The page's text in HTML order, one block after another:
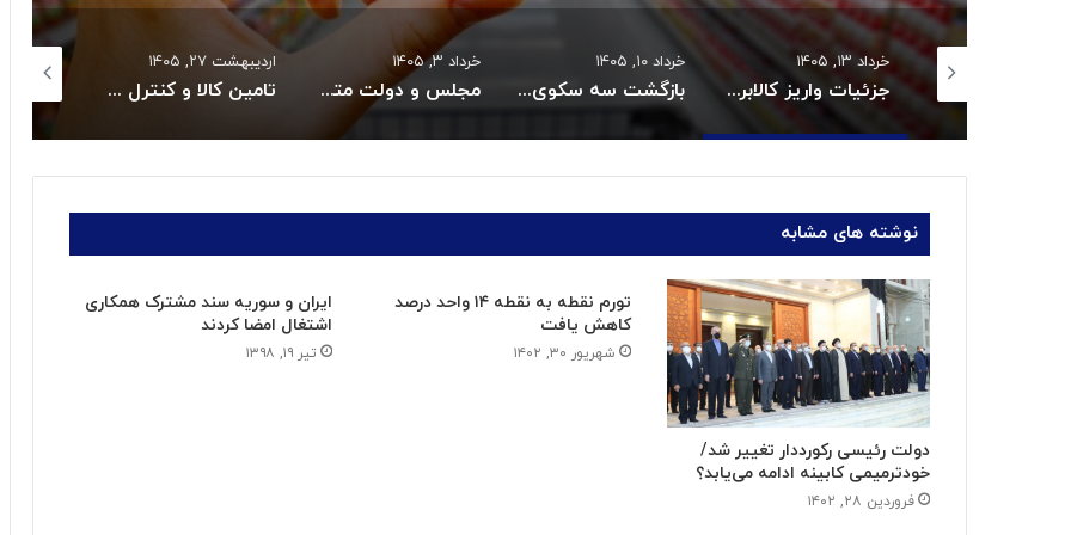
جزئیات واریز کالابرگ خردادماه:
خرداد ۱۰, ۱۴۰۵
بازگشت سه سکوی پارس جنوبی به مدار تولید
خرداد ۳, ۱۴۰۵
مجلس و دولت متعهد به حل بحران دارو و تجهیزات پزشکی شدند
اردیبهشت ۲۷, ۱۴۰۵
تامین کالا و کنترل قیمت هااز راهبردهای اصلی دولت است
اردیبهشت ۲۷, ۱۴۰۵
نوشته های مشابه
دولت رئیسی رکورددار تغییر شد/
خودترمیمی کابینه ادامه می‌یابد؟
فروردین ۲۸, ۱۴۰۲
تورم نقطه به نقطه ۱۴ واحد درصد
کاهش یافت
شهریور ۳۰, ۱۴۰۲
ایران و سوریه سند مشترک همکاری
اشتغال امضا کردند
تیر ۱۹, ۱۳۹۸